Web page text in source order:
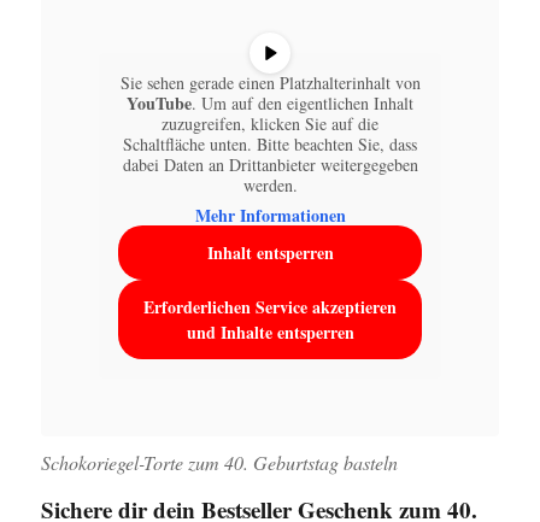
Sie sehen gerade einen Platzhalterinhalt von
YouTube. Um auf den eigentlichen Inhalt
zuzugreifen, klicken Sie auf die
Schaltfläche unten. Bitte beachten Sie, dass
dabei Daten an Drittanbieter weitergegeben
werden.
Mehr Informationen
Inhalt entsperren
Erforderlichen Service akzeptieren
und Inhalte entsperren
Schokoriegel-Torte zum 40. Geburtstag basteln
Sichere dir dein Bestseller Geschenk zum 40.